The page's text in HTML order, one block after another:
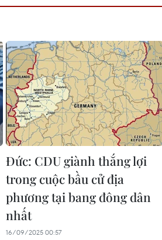
Đức: CDU giành thắng lợi
trong cuộc bầu cử địa
phương tại bang đông dân
nhất
16/09/2025 00:57